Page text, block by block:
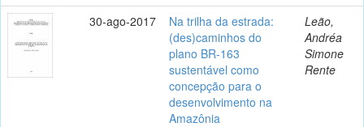
30-ago-2017
Na trilha da estrada:
(des)caminhos do
plano BR-163
sustentável como
concepção para o
desenvolvimento na
Amazônia
Leão,
Andréa
Simone
Rente